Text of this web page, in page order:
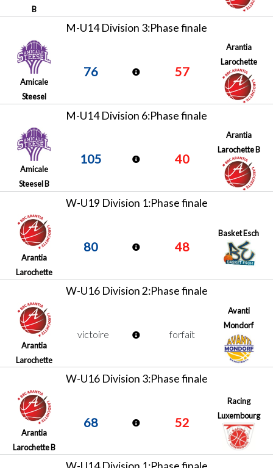
B
M-U14 Division 3:Phase finale
Amicale
Steesel
76 57
Arantia
Larochette
M-U14 Division 6:Phase finale
Amicale
Steesel B
105 40
Arantia
Larochette B
W-U19 Division 1:Phase finale
Arantia
Larochette
80 48
Basket Esch
W-U16 Division 2:Phase finale
Arantia
Larochette
victoire forfait
Avanti
Mondorf
W-U16 Division 3:Phase finale
Arantia
Larochette B
68 52
Racing
Luxembourg